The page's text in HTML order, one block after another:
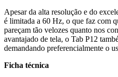
Apesar da alta resolução e do
é limitada a 60 Hz, o que faz com
pareçam tão velozes quanto nos
avantajado de tela, o Tab P12
demandando preferencialmente o
Ficha técnica